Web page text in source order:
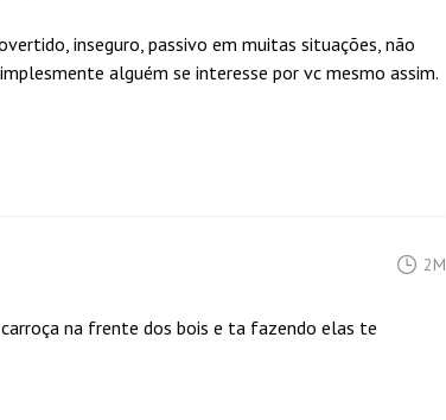
inseguro, passivo em muitas situações, não
alguém se interesse por vc mesmo assim.
2M
na frente dos bois e ta fazendo elas te